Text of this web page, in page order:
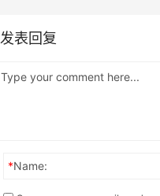
发表回复
*Name: